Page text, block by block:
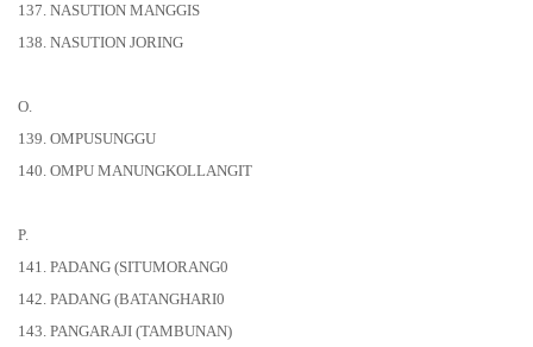
137. NASUTION MANGGIS
138. NASUTION JORING
O.
139. OMPUSUNGGU
140. OMPU MANUNGKOLLANGIT
P.
141. PADANG (SITUMORANG0
142. PADANG (BATANGHARI0
143. PANGARAJI (TAMBUNAN)